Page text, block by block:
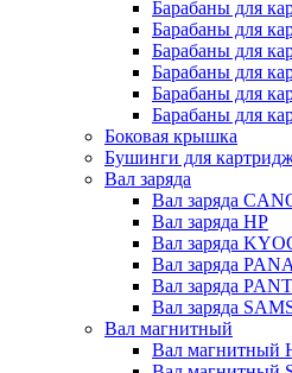
Барабаны для
Барабаны для
Барабаны для
Барабаны для
Барабаны для
Барабаны для
Боковая крышка
Бушинги для
Вал заряда
Вал заряда
Вал заряда HP
Вал заряда
Вал заряда
Вал заряда
Вал заряда
Вал магнитный
Вал магнитный